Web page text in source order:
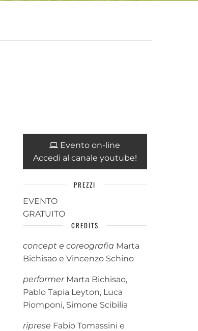
Evento on-line
Accedi al canale youtube!
PREZZI
EVENTO
GRATUITO
CREDITS
concept e coreografia Marta
Bichisao e Vincenzo Schino
performerMarta Bichisao,
Pablo Tapia Leyton, Luca
Piomponi, Simone Scibilia
riprese Fabio Tomassini e